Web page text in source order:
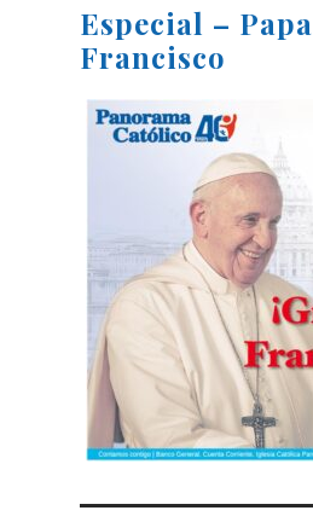
Especial – Papa
Francisco